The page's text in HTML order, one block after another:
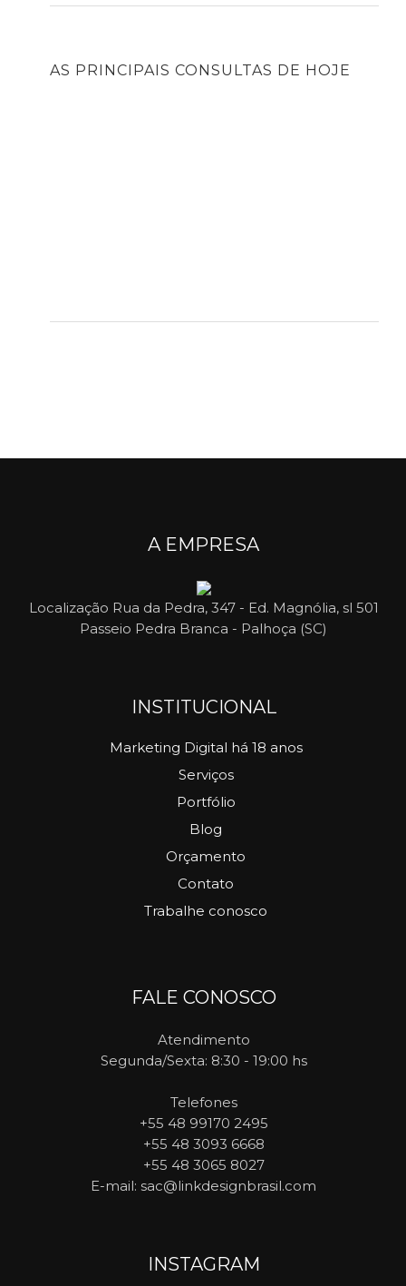
AS PRINCIPAIS CONSULTAS DE HOJE
A EMPRESA
Localização Rua da Pedra, 347 - Ed. Magnólia, sl 501
Passeio Pedra Branca - Palhoça (SC)
INSTITUCIONAL
Marketing Digital há 18 anos
Serviços
Portfólio
Blog
Orçamento
Contato
Trabalhe conosco
FALE CONOSCO
Atendimento
Segunda/Sexta: 8:30 - 19:00 hs
Telefones
+55 48 99170 2495
+55 48 3093 6668
+55 48 3065 8027
E-mail: sac@linkdesignbrasil.com
INSTAGRAM